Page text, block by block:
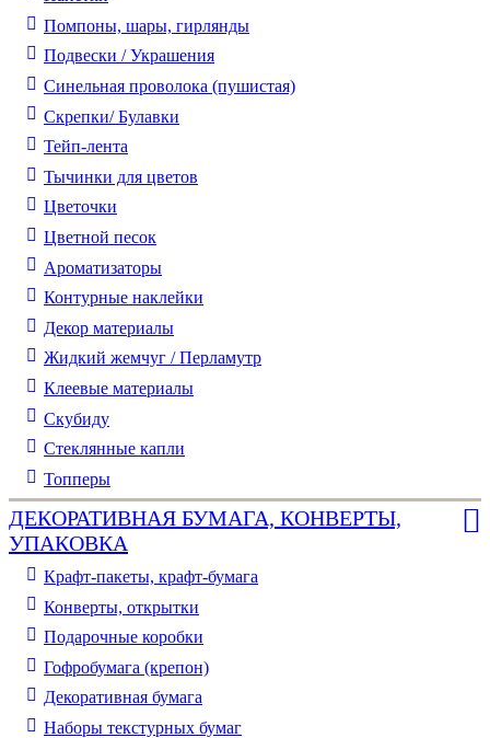
Помпоны, шары, гирлянды
Подвески / Украшения
Синельная проволока (пушистая)
Скрепки/ Булавки
Тейп-лента
Тычинки для цветов
Цветочки
Цветной песок
Ароматизаторы
Контурные наклейки
Декор материалы
Жидкий жемчуг / Перламутр
Клеевые материалы
Скубиду
Стеклянные капли
Топперы
ДЕКОРАТИВНАЯ БУМАГА, КОНВЕРТЫ,
УПАКОВКА
Крафт-пакеты, крафт-бумага
Конверты, открытки
Подарочные коробки
Гофробумага (крепон)
Декоративная бумага
Наборы текстурных бумаг